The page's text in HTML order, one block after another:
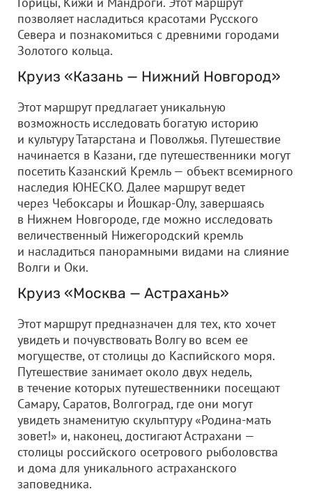
позволяет насладиться красотами Русского
Севера и познакомиться с древними городами
Золотого кольца.
Круиз «Казань — Нижний Новгород»
Этот маршрут предлагает уникальную
возможность исследовать богатую историю
и культуру Татарстана и Поволжья. Путешествие
начинается в Казани, где путешественники могут
посетить Казанский Кремль — объект всемирного
наследия ЮНЕСКО. Далее маршрут ведет
через Чебоксары и Йошкар-Олу, завершаясь
в Нижнем Новгороде, где можно исследовать
величественный Нижегородский кремль
и насладиться панорамными видами на слияние
Волги и Оки.
Круиз «Москва — Астрахань»
Этот маршрут предназначен для тех, кто хочет
увидеть и почувствовать Волгу во всем ее
могуществе, от столицы до Каспийского моря.
Путешествие занимает около двух недель,
в течение которых путешественники посещают
Самару, Саратов, Волгоград, где они могут
увидеть знаменитую скульптуру «Родина-мать
зовет!» и, наконец, достигают Астрахани —
столицы российского осетрового рыболовства
и дома для уникального астраханского
заповедника.